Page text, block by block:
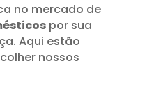
no mercado de
por sua
Aqui estão
nossos